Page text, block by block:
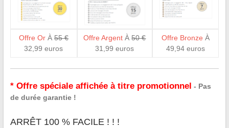
Offre OrÀ 55 €
32,99 euros
Offre Argent À50 €
31,99 euros
Offre Bronze À
49,94 euros
* Offre spéciale affichée à titre promotionnel - Pas
de durée garantie !
ARRÊT 100 % FACILE ! ! !